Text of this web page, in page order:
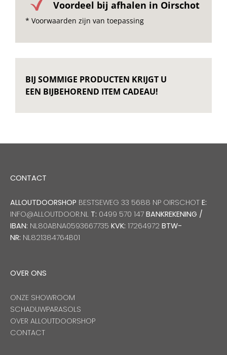
Voordeel bij afhalen in Oirschot
* Voorwaarden zijn van toepassing
BIJ SOMMIGE PRODUCTEN KRIJGT U
EEN BIJBEHOREND ITEM CADEAU!
CONTACT
ALLOUTDOORSHOP BESTSEWEG 33 5688 NP OIRSCHOT E:
INFO@ALLOUTDOOR.NL T: 0499 570 147 BANKREKENING /
IBAN: NL80ABNA0593667735 KVK: 17264972 BTW-
NR: NL821384764B01
OVER ONS
ONZE SHOWROOM
SCHADUWPARASOLS
OVER ALLOUTDOORSHOP
CONTACT